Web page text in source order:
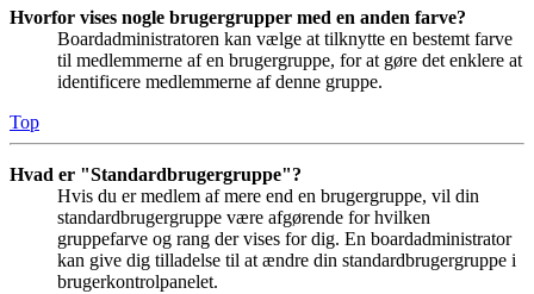
Hvorfor vises nogle brugergrupper med en anden farve?
Boardadministratoren kan vælge at tilknytte en bestemt farve
til medlemmerne af en brugergruppe, for at gøre det enklere at
identificere medlemmerne af denne gruppe.
Top
Hvad er "Standardbrugergruppe"?
Hvis du er medlem af mere end en brugergruppe, vil din
standardbrugergruppe være afgørende for hvilken
gruppefarve og rang der vises for dig. En boardadministrator
kan give dig tilladelse til at ændre din standardbrugergruppe i
brugerkontrolpanelet.